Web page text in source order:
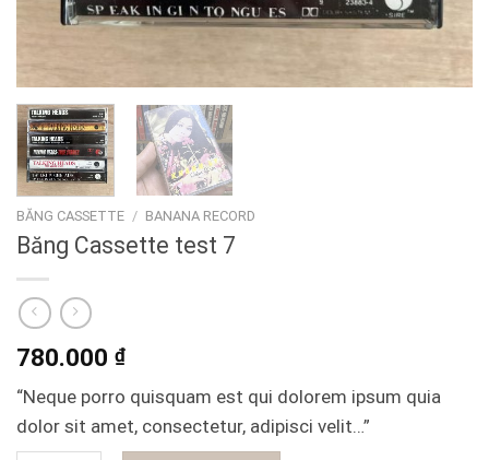
BĂNG CASSETTE / BANANA RECORD
Băng Cassette test 7
780.000 ₫
“Neque porro quisquam est qui dolorem ipsum quia
dolor sit amet, consectetur, adipisci velit…”